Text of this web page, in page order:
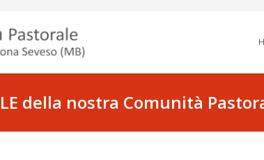
della nostra Comunità